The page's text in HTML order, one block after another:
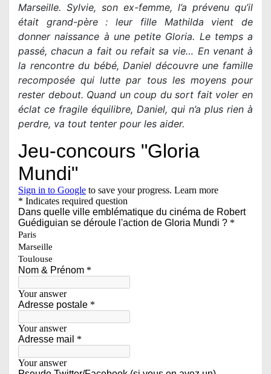
Marseille. Sylvie, son ex-femme, l’a prévenu qu’il
était grand-père : leur fille Mathilda vient de
donner naissance à une petite Gloria. Le temps a
passé, chacun a fait ou refait sa vie… En venant à
la rencontre du bébé, Daniel découvre une famille
recomposée qui lutte par tous les moyens pour
rester debout. Quand un coup du sort fait voler en
éclat ce fragile équilibre, Daniel, qui n’a plus rien à
perdre, va tout tenter pour les aider.